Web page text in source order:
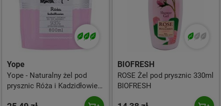
Yope
Yope - Naturalny żel pod
prysznic Róża i Kadzidłowiec
BIOFRESH
ROSE Żel pod prysznic 330ml
BIOFRESH